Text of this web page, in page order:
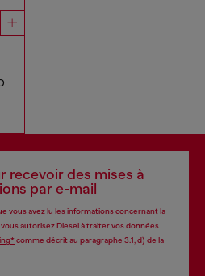
recevoir des mises à
par e-mail
vous avez lu les informations concernant la
autorisez Diesel à traiter vos données
comme décrit au paragraphe 3.1, d) de la